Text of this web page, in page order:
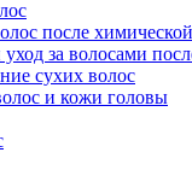
после
за волосами
сухих волос
и кожи головы